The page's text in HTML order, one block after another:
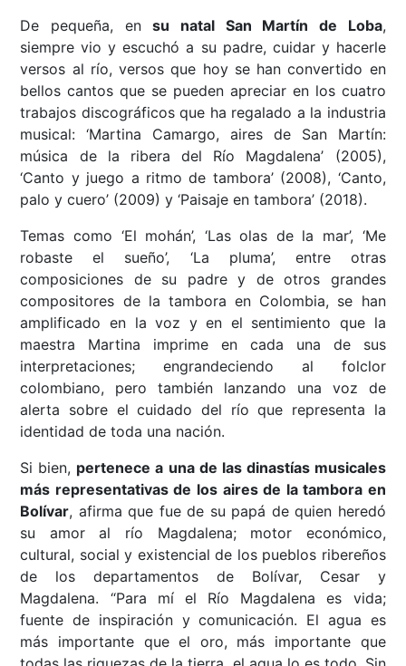
De pequeña, ensu natal San Martín de Loba,
siempre vio y escuchó a su padre, cuidar y hacerle
versos al río, versos que hoy se han convertido en
bellos cantos que se pueden apreciar en los cuatro
trabajos discográficos que ha regalado a la industria
musical: ‘Martina Camargo, aires de San Martín:
música de la ribera del Río Magdalena’ (2005),
‘Canto y juego a ritmo de tambora’ (2008), ‘Canto,
palo y cuero’ (2009) y ‘Paisaje en tambora’ (2018).
Temas como ‘El mohán’, ‘Las olas de la mar’, ‘Me
robaste el sueño’, ‘La pluma’, entre otras
composiciones de su padre y de otros grandes
compositores de la tambora en Colombia, se han
amplificado en la voz y en el sentimiento que la
maestra Martina imprime en cada una de sus
interpretaciones; engrandeciendo al folclor
colombiano, pero también lanzando una voz de
alerta sobre el cuidado del río que representa la
identidad de toda una nación.
Si bien, pertenece a una de las dinastías musicales
más representativas de los aires de la tambora en
Bolívar, afirma que fue de su papá de quien heredó
su amor al río Magdalena; motor económico,
cultural, social y existencial de los pueblos ribereños
de los departamentos de Bolívar, Cesar y
Magdalena. “Para mí el Río Magdalena es vida;
fuente de inspiración y comunicación. El agua es
más importante que el oro, más importante que